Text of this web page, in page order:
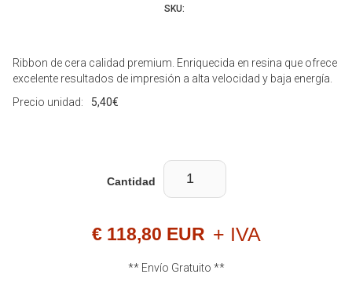
SKU:
Ribbon de cera calidad premium. Enriquecida en resina que ofrece
excelente resultados de impresión a alta velocidad y baja energía.
Precio unidad:
5,40€
Cantidad
€ 118,80 EUR + IVA
** Envío Gratuito **